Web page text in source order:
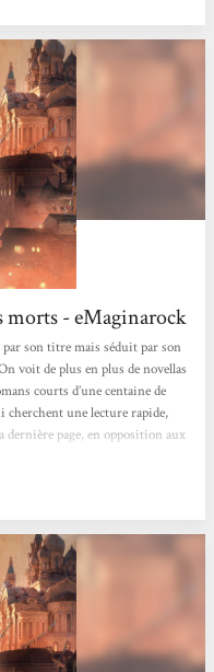
dont on va
morts - eMaginarock
par son titre mais séduit par son
voit de plus en plus de novellas
courts d’une centaine de
cherchent une lecture rapide,
dernière page, en opposition aux
Et c’est d’ailleurs le cas de La